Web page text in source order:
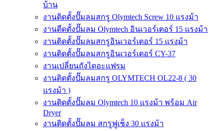
บ้าน
งานติดตั้งปั๊มลมสกรู Olymtech Screw 10 แรงม้า
งานตืดตั้งปั๊มลม Olymtech อินเวอร์เตอร์ 15 แรงม้า
งานติดตั้งปั๊มลมสกรูอินเวอร์เตอร์ 15 แรงม้า
งานติดตั้งปั๊มลมสกรูอินเวอร์เตอร์ CY-37
งานเปลี่ยนถังไดอะแฟรม
งานติดตั้งปั๊มลมสกรู OLYMTECH OL22-8 ( 30
แรงม้า )
งานติดตั้งปั๊มลม Olymtech 10 แรงม้า พร้อม Air
Dryer
งานติดตั้งปั๊มลม สกรูฟูเช็ง 30 แรงม้า